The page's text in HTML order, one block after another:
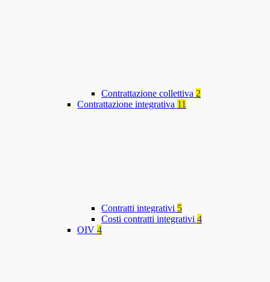
Contrattazione collettiva 2
Contrattazione integrativa 11
Contratti integrativi 5
Costi contratti integrativi 4
OIV 4